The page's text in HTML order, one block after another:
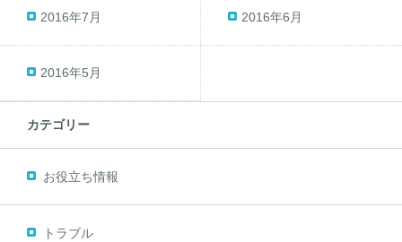
2016年7月 2016年6月
2016年5月
カテゴリー
お役立ち情報
トラブル